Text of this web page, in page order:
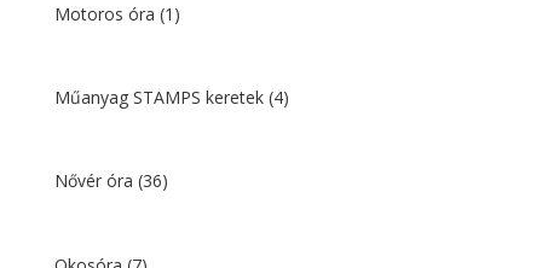
Motoros óra (1)
Műanyag STAMPS keretek (4)
Nővér óra (36)